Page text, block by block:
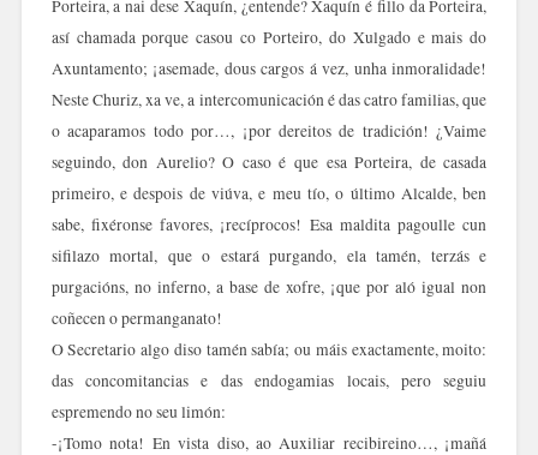
Porteira, a nai dese Xaquín, ¿entende? Xaquín é fillo da Porteira,
así chamada porque casou co Porteiro, do Xulgado e mais do
Axuntamento; ¡asemade, dous cargos á vez, unha inmoralidade!
Neste Churiz, xa ve, a intercomunicación é das catro familias, que
o acaparamos todo por…, ¡por dereitos de tradición! ¿Vaime
seguindo, don Aurelio? O caso é que esa Porteira, de casada
primeiro, e despois de viúva, e meu tío, o último Alcalde, ben
sabe, fixéronse favores, ¡recíprocos! Esa maldita pagoulle cun
sifilazo mortal, que o estará purgando, ela tamén, terzás e
purgacións, no inferno, a base de xofre, ¡que por aló igual non
coñecen o permanganato!
O Secretario algo diso tamén sabía; ou máis exactamente, moito:
das concomitancias e das endogamias locais, pero seguiu
espremendo no seu limón:
-¡Tomo nota! En vista diso, ao Auxiliar recibireino…, ¡mañá